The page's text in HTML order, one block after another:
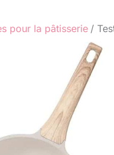
pour la pâtisserie